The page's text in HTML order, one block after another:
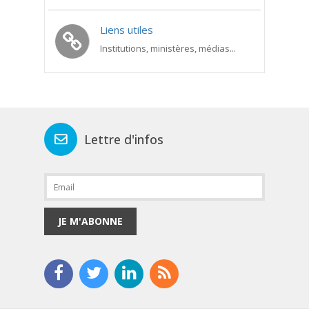
Liens utiles
Institutions, ministères, médias...
Lettre d'infos
JE M'ABONNE